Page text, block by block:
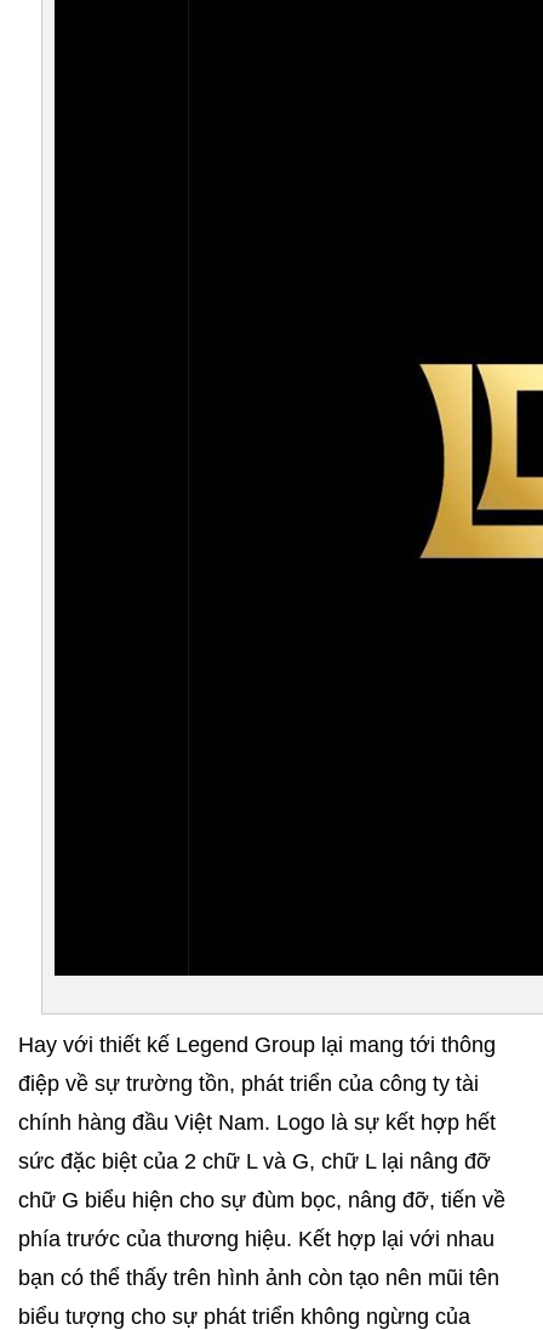
Hay với thiết kế Legend Group lại mang tới thông
điệp về sự trường tồn, phát triển của công ty tài
chính hàng đầu Việt Nam. Logo là sự kết hợp hết
sức đặc biệt của 2 chữ L và G, chữ L lại nâng đỡ
chữ G biểu hiện cho sự đùm bọc, nâng đỡ, tiến về
phía trước của thương hiệu. Kết hợp lại với nhau
bạn có thể thấy trên hình ảnh còn tạo nên mũi tên
biểu tượng cho sự phát triển không ngừng của